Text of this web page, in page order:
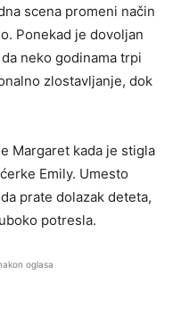
scena promeni način
Ponekad je dovoljan
neko godinama trpi
zlostavljanje, dok
Margaret kada je stigla
Emily. Umesto
prate dolazak deteta,
potresla.
oglasa